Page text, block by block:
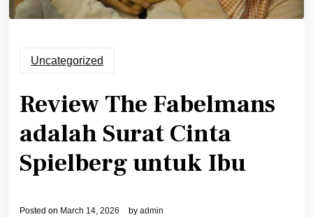
Uncategorized
Review The Fabelmans
adalah Surat Cinta
Spielberg untuk Ibu
Posted on March 14, 2026 by admin